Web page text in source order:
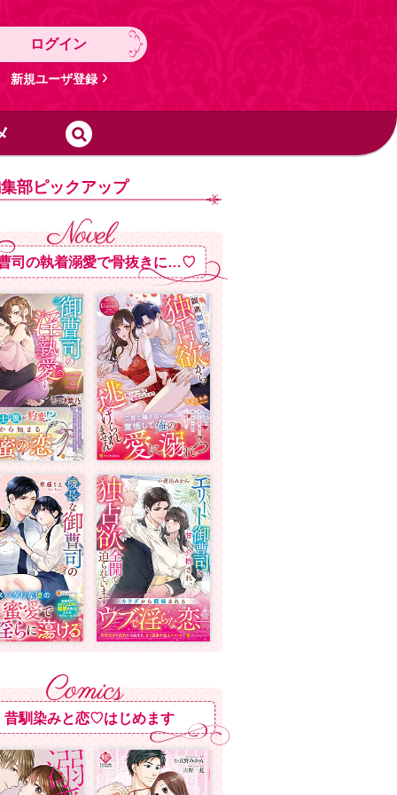
ログイン
新規ユーザ登録
部ピックアップ
司の執着溺愛で骨抜きに…♡
昔馴染みと恋♡はじめます